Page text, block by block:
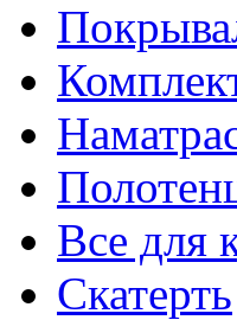
Все для
Скатерть